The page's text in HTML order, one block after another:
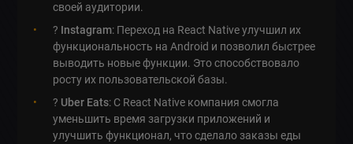
своей аудитории.
? Instagram: Переход на React Native улучшил их
функциональность на Android и позволил быстрее
выводить новые функции. Это способствовало
росту их пользовательской базы.
? Uber Eats: С React Native компания смогла
уменьшить время загрузки приложений и
улучшить функционал, что сделало заказы еды